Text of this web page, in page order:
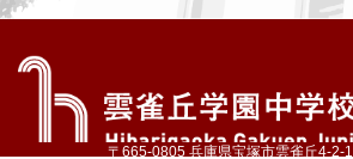
〒665-0805 兵庫県宝塚市雲雀丘4-2-1